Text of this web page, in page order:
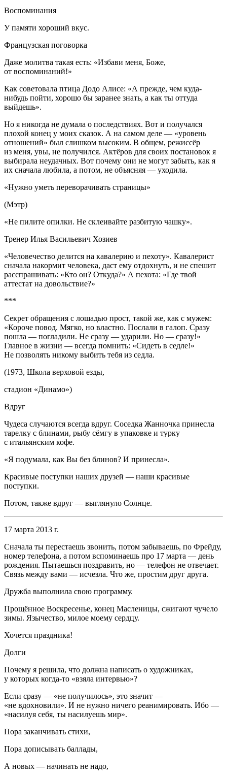
Воспоминания
У памяти хороший вкус.
Французская поговорка
Даже молитва такая есть: «Избави меня, Боже,
от воспоминаний!»
Как советовала птица Додо Алисе: «А прежде, чем куда-
нибудь пойти, хорошо бы заранее знать, а как ты оттуда
выйдешь».
Но я никогда не думала о последствиях. Вот и получался
плохой конец у моих сказок. А на самом деле — «уровень
отношений» был слишком высоким. В общем, режиссёр
из меня, увы, не получился. Актёров для своих постановок я
выбирала неудачных. Вот почему они не могут забыть, как я
их сначала любила, а потом, не объясняя — уходила.
«Нужно уметь переворачивать страницы»
(Мэтр)
«Не пилите опилки. Не склеивайте разбитую чашку».
Тренер Илья Васильевич Хозиев
«Человечество делится на кавалерию и пехоту». Кавалерист
сначала накормит человека, даст ему отдохнуть, и не спешит
расспрашивать: «Кто он? Откуда?» А пехота: «Где твой
аттестат на довольствие?»
***
Секрет обращения с лошадью прост, такой же, как с мужем:
«Короче повод. Мягко, но властно. Послали в галоп. Сразу
пошла — погладили. Не сразу — ударили. Но — сразу!»
Главное в жизни — всегда помнить: «Сидеть в седле!»
Не позволять никому выбить тебя из седла.
(1973, Школа верховой езды,
стадион «Динамо»)
Вдруг
Чудеса случаются всегда вдруг. Соседка Жанночка принесла
тарелку с блинами, рыбу сёмгу в упаковке и турку
с итальянским кофе.
«Я подумала, как Вы без блинов? И принесла».
Красивые поступки наших друзей — наши красивые
поступки.
Потом, также вдруг — выглянуло Солнце.
17 марта 2013 г.
Сначала ты перестаешь звонить, потом забываешь, по Фрейду,
номер телефона, а потом вспоминаешь про 17 марта — день
рождения. Пытаешься поздравить, но — телефон не отвечает.
Связь между вами — исчезла. Что же, простим друг друга.
Дружба выполнила свою программу.
Прощённое Воскресенье, конец Масленицы, сжигают чучело
зимы. Язычество, милое моему сердцу.
Хочется праздника!
Долги
Почему я решила, что должна написать о художниках,
у которых когда-то «взяла интервью»?
Если сразу — «не получилось», это значит —
«не вдохновили». И не нужно ничего реанимировать. Ибо —
«насилуя себя, ты насилуешь мир».
Пора заканчивать стихи,
Пора дописывать баллады,
А новых — начинать не надо,